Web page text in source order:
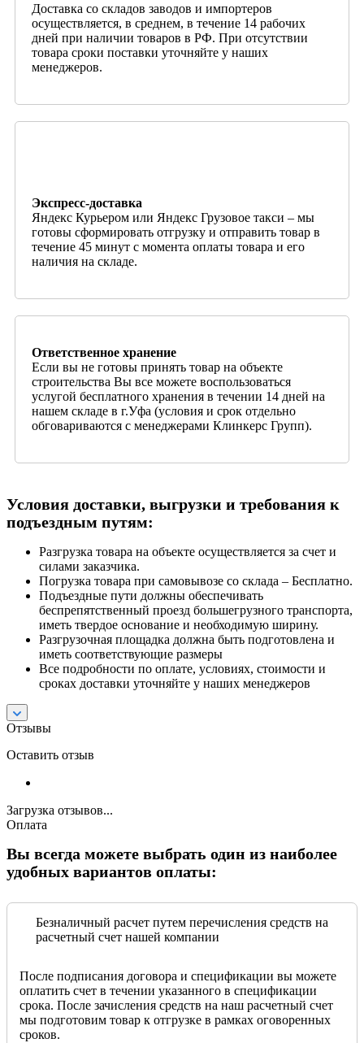
Доставка со складов заводов и импортеров
осуществляется, в среднем, в течение 14 рабочих
дней при наличии товаров в РФ. При отсутствии
товара сроки поставки уточняйте у наших
менеджеров.
Экспресс-доставка
Яндекс Курьером или Яндекс Грузовое такси – мы
готовы сформировать отгрузку и отправить товар в
течение 45 минут с момента оплаты товара и его
наличия на складе.
Ответственное хранение
Если вы не готовы принять товар на объекте
строительства Вы все можете воспользоваться
услугой бесплатного хранения в течении 14 дней на
нашем складе в г.Уфа (условия и срок отдельно
обговариваются с менеджерами Клинкерс Групп).
Условия доставки, выгрузки и требования к
подъездным путям:
Разгрузка товара на объекте осуществляется за счет и
силами заказчика.
Погрузка товара при самовывозе со склада – Бесплатно.
Подъездные пути должны обеспечивать
беспрепятственный проезд большегрузного транспорта,
иметь твердое основание и необходимую ширину.
Разгрузочная площадка должна быть подготовлена и
иметь соответствующие размеры
Все подробности по оплате, условиях, стоимости и
сроках доставки уточняйте у наших менеджеров
Отзывы
Оставить отзыв
Загрузка отзывов...
Оплата
Вы всегда можете выбрать один из наиболее
удобных вариантов оплаты:
Безналичный расчет путем перечисления средств на
расчетный счет нашей компании
После подписания договора и спецификации вы можете
оплатить счет в течении указанного в спецификации
срока. После зачисления средств на наш расчетный счет
мы подготовим товар к отгрузке в рамках оговоренных
сроков.